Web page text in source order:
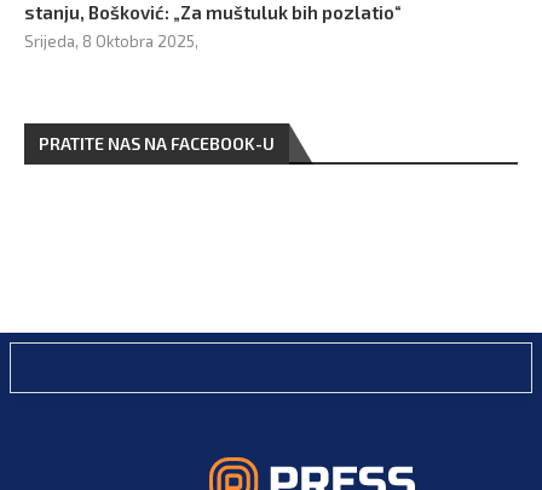
stanju, Bošković: „Za muštuluk bih pozlatio“
Srijeda, 8 Oktobra 2025,
PRATITE NAS NA FACEBOOK-U